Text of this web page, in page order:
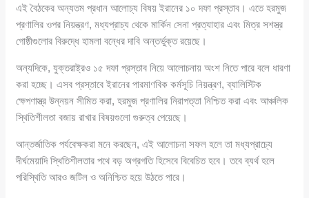
এই বৈঠকের অন্যতম প্রধান আলোচ্য বিষয় ইরানের ১০ দফা প্রস্তাব। এতে হরমুজ
প্রণালির ওপর নিয়ন্ত্রণ, মধ্যপ্রাচ্য থেকে মার্কিন সেনা প্রত্যাহার এবং মিত্র সশস্ত্র
গোষ্ঠীগুলোর বিরুদ্ধে হামলা বন্ধের দাবি অন্তর্ভুক্ত রয়েছে।
অন্যদিকে, যুক্তরাষ্ট্রও ১৫ দফা প্রস্তাব নিয়ে আলোচনায় অংশ নিতে পারে বলে ধারণা
করা হচ্ছে। এসব প্রস্তাবে ইরানের পারমাণবিক কর্মসূচি নিয়ন্ত্রণ, ব্যালিস্টিক
ক্ষেপণাস্ত্র উন্নয়ন সীমিত করা, হরমুজ প্রণালির নিরাপত্তা নিশ্চিত করা এবং আঞ্চলিক
স্থিতিশীলতা বজায় রাখার বিষয়গুলো গুরুত্ব পেয়েছে।
আন্তর্জাতিক পর্যবেক্ষকরা মনে করছেন, এই আলোচনা সফল হলে তা মধ্যপ্রাচ্যে
দীর্ঘমেয়াদি স্থিতিশীলতার পথে বড় অগ্রগতি হিসেবে বিবেচিত হবে। তবে ব্যর্থ হলে
পরিস্থিতি আরও জটিল ও অনিশ্চিত হয়ে উঠতে পারে।